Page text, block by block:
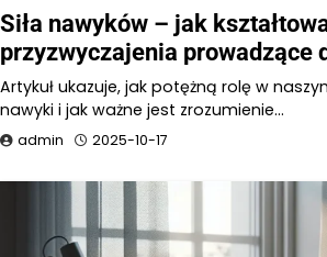
Siła nawyków – jak
przyzwyczajenia prowadzące
Artykuł ukazuje, jak potężną rolę w
nawyki i jak ważne jest zrozumienie…
admin 2025-10-17